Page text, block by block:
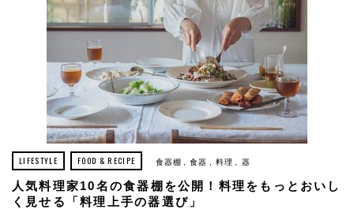
LIFESTYLE FOOD & RECIPE 食器棚 食器 料理 器
人気料理家10名の食器棚を公開！料理をもっとおいし
く見せる「料理上手の器選び」